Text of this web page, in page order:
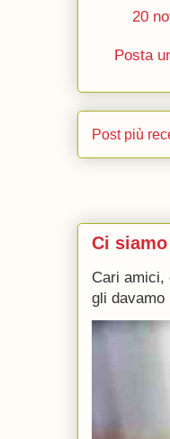
20
Posta
Post più
Ci
Cari amici,
gli davamo